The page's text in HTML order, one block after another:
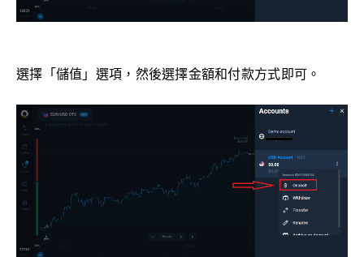
選擇「儲值」選項，然後選擇金額和付款方式即可。